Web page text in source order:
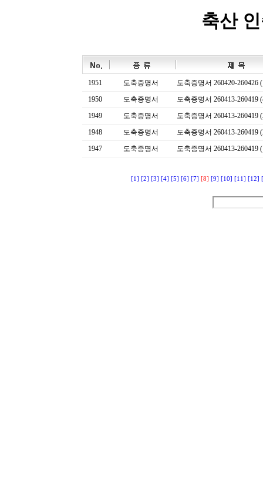
축산
1951 도축증명서
도축증명서 260420-260426
1950
도축증명서
도축증명서 260413-260419
1949
도축증명서
도축증명서 260413-260419
1948
도축증명서
도축증명서 260413-260419
1947
도축증명서 도축증명서 260413-260419
[1] [2] [3] [4] [5] [6] [7] [8] [9] [10] [11] [12]